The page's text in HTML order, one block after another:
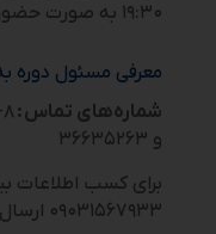
۱۹:۳۰ به صورت حضوری برگزار می شود.
معرفی مسئول دوره
شماره‌های تماس :
و ۳۶۶۳۵۲۶۳
۰۹۰۳۱۵۶۷۹۳۳ ارسال فرمایید.